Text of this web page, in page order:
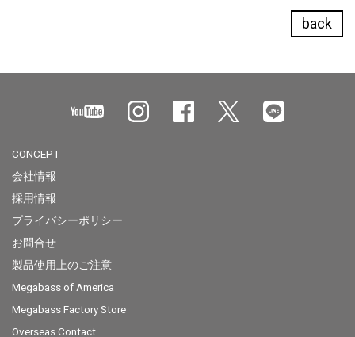
back
CONCEPT
会社情報
採用情報
プライバシーポリシー
お問合せ
製品使用上のご注意
Megabass of America
Megabass Factory Store
Overseas Contact